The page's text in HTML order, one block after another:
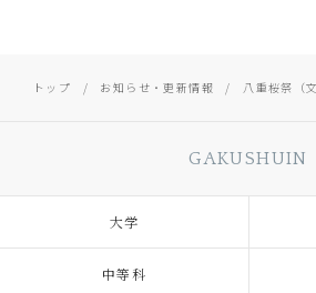
トップ お知らせ・更新情報 八重桜祭（
GAKUSHUIN
大学
中等科